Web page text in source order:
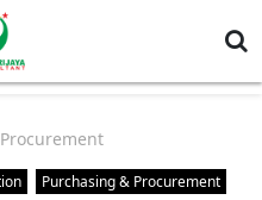
Purchasing & Procurement